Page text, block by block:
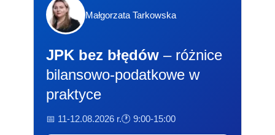
Małgorzata Tarkowska
JPK bez błędów – różnice
bilansowo-podatkowe w
praktyce
📅 11-12.08.2026 r.🕐 9:00-15:00